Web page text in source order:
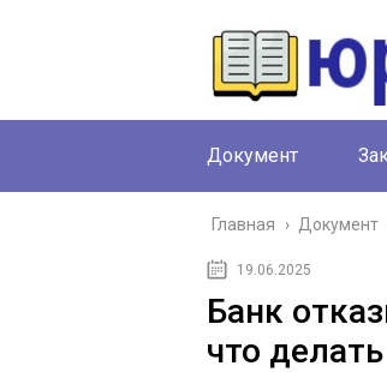
Документ
Главная › Документ
19.06.2025
Банк
что делать